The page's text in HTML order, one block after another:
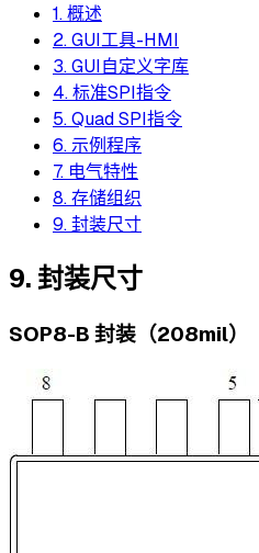
1. 概述
2. GUI工具-HMI
3. GUI自定义字库
4. 标准SPI指令
5. Quad SPI指令
6. 示例程序
7. 电气特性
8. 存储组织
9. 封装尺寸
9. 封装尺寸
SOP8-B 封装（208mil）